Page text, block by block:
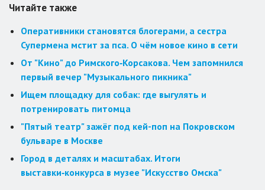
Читайте также
Оперативники становятся блогерами, а сестра
Супермена мстит за пса. О чём новое кино в сети
От "Кино" до Римского‑Корсакова. Чем запомнился
первый вечер "Музыкального пикника"
Ищем площадку для собак: где выгулять и
потренировать питомца
"Пятый театр" зажёг под кей-поп на Покровском
бульваре в Москве
Город в деталях и масштабах. Итоги
выставки‑конкурса в музее "Искусство Омска"